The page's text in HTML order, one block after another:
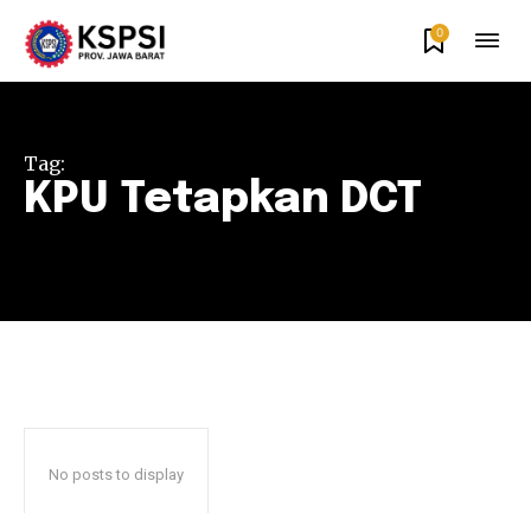
0
Tag:
KPU Tetapkan DCT
No posts to display